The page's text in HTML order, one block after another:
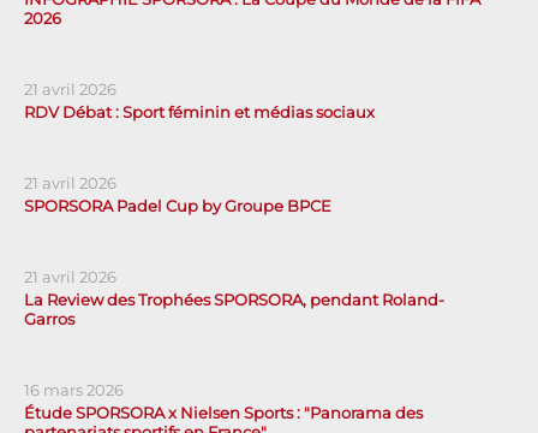
2026
21 avril 2026
RDV Débat : Sport féminin et médias sociaux
21 avril 2026
SPORSORA Padel Cup by Groupe BPCE
21 avril 2026
La Review des Trophées SPORSORA, pendant Roland-
Garros
16 mars 2026
Étude SPORSORA x Nielsen Sports : "Panorama des